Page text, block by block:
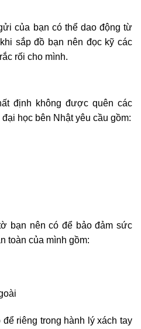
của bạn có thể dao động từ
sắp đồ bạn nên đọc kỹ các
rối cho mình.
định không được quên các
học bên Nhật yêu cầu gồm:
bạn nên có để bảo đảm sức
toàn của mình gồm:
riêng trong hành lý xách tay